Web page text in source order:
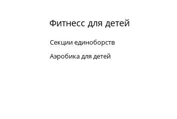
Фитнесс для детей
Секции единоборств
Аэробика для детей